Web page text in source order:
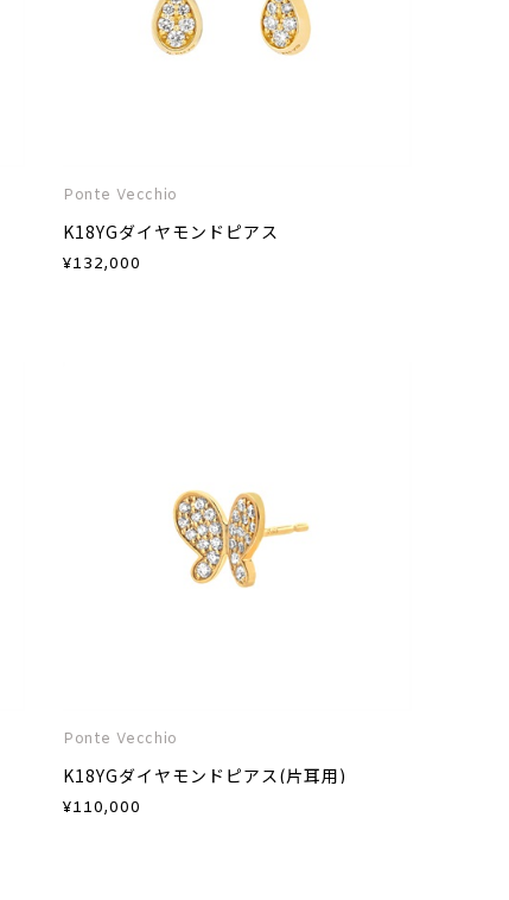
Ponte Vecchio
K18YGダイヤモンドピアス
¥132,000
Ponte Vecchio
K18YGダイヤモンドピアス(片耳用)
¥110,000